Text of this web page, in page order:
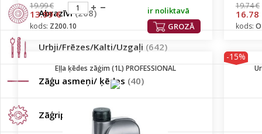
Abrazīvi(208)
Urbji/Frēzes/Kalti/Uzgaļi (642)
Zāģu asmeņi/ ķēdes (40)
Zāģripas (137)
19.99 €
13.99 €
ir noliktavā
GROZĀ
kods: Z200.10
19.74 €
16.78
kods:
Eļļa ķēdes zāģim (1L) PROFESSIONAL
-15%